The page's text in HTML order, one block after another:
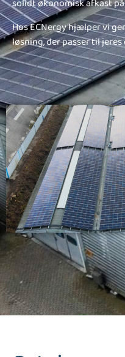
solidt økonomisk afkast
Hos ECNergy hjælper vi
løsning, der passer til